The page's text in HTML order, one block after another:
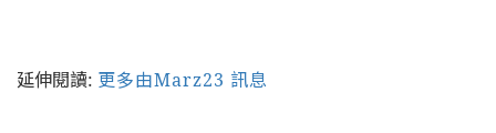
延伸閱讀: 更多由Marz23 訊息